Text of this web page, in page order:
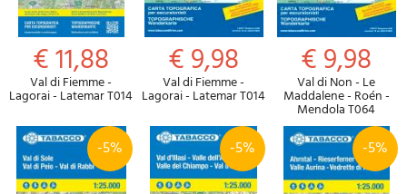
€ 11,88
Val di Fiemme -
Lagorai - Latemar T014
€ 9,98
Val di Fiemme -
Lagorai - Latemar T014
€ 9,98
Val di Non - Le
Maddalene - Roén -
Mendola T064
-5% -5% -5%